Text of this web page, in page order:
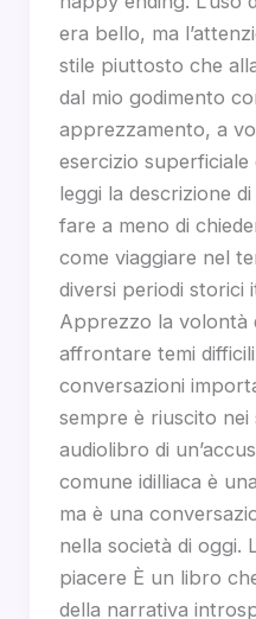
era bello, ma
stile piuttosto che
dal mio godimento
apprezzamento, a
esercizio
leggi la descrizione
fare a meno di
come viaggiare nel
diversi periodi storici
Apprezzo la volontà
affrontare temi
conversazioni
sempre è riuscito nei
audiolibro di
comune idilliaca è
ma è una
nella società di oggi.
piacere È un libro
della narrativa